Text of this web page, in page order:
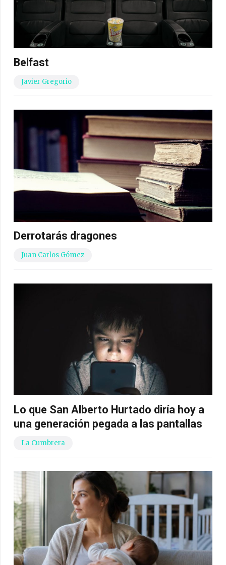
Belfast
Javier Gregorio
Derrotarás dragones
Juan Carlos Gómez
Lo que San Alberto Hurtado diría hoy a
una generación pegada a las pantallas
La Cumbrera